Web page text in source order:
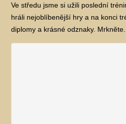
Ve středu jsme si užili poslední
hráli nejoblíbenější hry a na konci
diplomy a krásné odznaky. Mrkněte.